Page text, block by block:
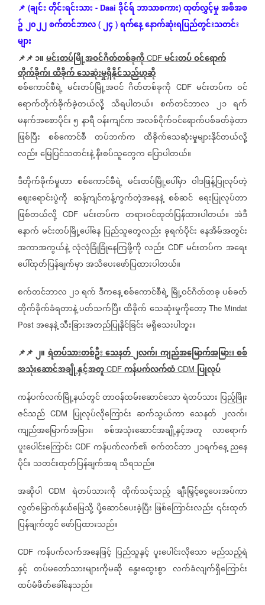
📌 (ချင်းတိုင်းရင်းသား - Daai ဒိုင်ရ်ဘာသာစကား) ထုတ်လွှင့်မှုအစီအစ
ဥ်၂၀၂၂စက်တင်ဘာလ ( ၂၄ ) ရက်နေ့နောက်ဆုံးရပြည်တွင်းသတင်း
များ
📌📌 ၁။မင်းတပ်မြို့အဝင်ဂိတ်တစ်ခုကို CDF မင်းတပ်ဝင်ရောက်
တိုက်ခိုက်၊ထိခိုက်သေဆုံးမှုရှိနိုင်သည်ဟုဆို
စစ်ကောင်စီရဲ့ မင်းတပ်မြို့အဝင် ဂိတ်တစ်ခုကို CDF မင်းတပ်က ဝင်
ရောက်တိုက်ခိုက်ခဲ့တယ်လို့ သိရပါတယ်။ စက်တင်ဘာလ ၂၁ ရက်
မနက်အစောပိုင်း၅ နာရီဝန်းကျင်ကအလစ်ငိုက်ဝင်ရောက်ပစ်ခတ်ခဲ့တာ
ဖြစ်ပြီး စစ်ကောင်စီ တပ်ဘက်က ထိခိုက်သေဆုံးမှုများနိုင်တယ်လို့
လည်းမြေပြင်သတင်းနဲ့နီးစပ်သူတွေကပြောပါတယ်။
ဒီတိုက်ခိုက်မှုဟာ စစ်ကောင်စီရဲ့ မင်းတပ်မြို့ပေါ်မှာ ဝါဒဖြန့်ပြုလုပ်တဲ့
ဈေးရောင်းပွဲကို ဆန့်ကျင်ကန့်ကွက်တဲ့အနေနဲ့ စစ်ဆင် ရေးပြုလုပ်တာ
ဖြစ်တယ်လို့ CDF မင်းတပ်က တရားဝင်ထုတ်ပြန်ထားပါတယ်။ အဲဒီ
နောက် မင်းတပ်မြို့ပေါ်နေ ပြည်သူတွေလည်း ခုရက်ပိုင်း နေအိမ်အတွင်း
အကာအကွယ်နဲ့ လုံလုံခြုံခြုံနေကြဖို့ကို လည်း CDFမင်းတပ်က အရေး
ပေါ်ထုတ်ပြန်ချက်မှာအသိပေးဖော်ပြထားပါတယ်။
စက်တင်ဘာလ၂၁ရက် ဒီကနေ့စစ်ကောင်စီရဲ့မြို့ဝင်ဂိတ်တခုပစ်ခတ်
တိုက်ခိုက်ခံရတာနဲ့ပတ်သက်ပြီးထိခိုက် သေဆုံးမှုကိုတော့The Mindat
Post အနေနဲ့သီးခြားအတည်ပြုနိုင်ခြင်းမရှိသေးပါဘူး။
📌📌၂။ရဲတပ်သားတစ်ဦးသေနတ်၂လက်၊ကျည်အမြောက်အမြား၊စစ်
အသုံးဆောင်အချို့နှင့်အတူ CDF ကန်ပက်လက်ထံ CDM ပြုလုပ်
ကန်ပက်လက်မြို့နယ်တွင်တာဝန်ထမ်းဆောင်သောရဲတပ်သား ပြည့်ဖြိုး
ဇင်သည် CDM ပြုလုပ်လိုကြောင်း ဆက်သွယ်ကာ သေနတ် ၂လက်၊
ကျည်အမြောက်အမြား၊
စစ်အသုံးဆောင်အချို့နှင့်အတူ
လာရောက်
ပူးပေါင်းကြောင်း CDFကန်ပက်လက်၏ စက်တင်ဘာ၂၁ရက်နေ့ ညနေ
ပိုင်း သတင်းထုတ်ပြန်ချက်အရ သိရသည်။
အဆိုပါ CDM ရဲတပ်သားကို ထိုက်သင့်သည့် ချီးမြှင့်ငွေပေးအပ်ကာ
လွတ်မြောက်နယ်မြေသို့ပို့ဆောင်ပေးခဲ့ပြီး ဖြစ်ကြောင်းလည်း ၎င်းထုတ်
ပြန်ချက်တွင်ဖော်ပြထားသည်။
CDF ကန်ပက်လက်အနေဖြင့် ပြည်သူနှင့် ပူးပေါင်းလိုသော မည်သည့်ရဲ
နှင့် တပ်မတော်သားများကိုမဆို နွေးထွေးစွာ လက်ခံလျက်ရှိကြောင်း
ထပ်မံဖိတ်ခေါ်နေသည်။